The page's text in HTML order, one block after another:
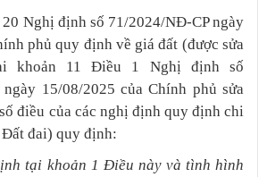
Nghị định số 71/2024/NĐ-CP ngày
phủ quy định về giá đất (được sửa
khoản 11 Điều 1 Nghị định số
15/08/2025 của Chính phủ sửa
điều của các nghị định quy định chi
đai) quy định:
tại khoản 1 Điều này và tình hình